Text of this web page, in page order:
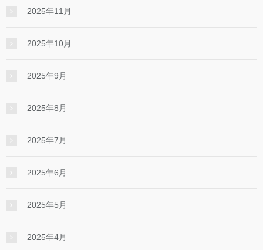
2025年11月
2025年10月
2025年9月
2025年8月
2025年7月
2025年6月
2025年5月
2025年4月